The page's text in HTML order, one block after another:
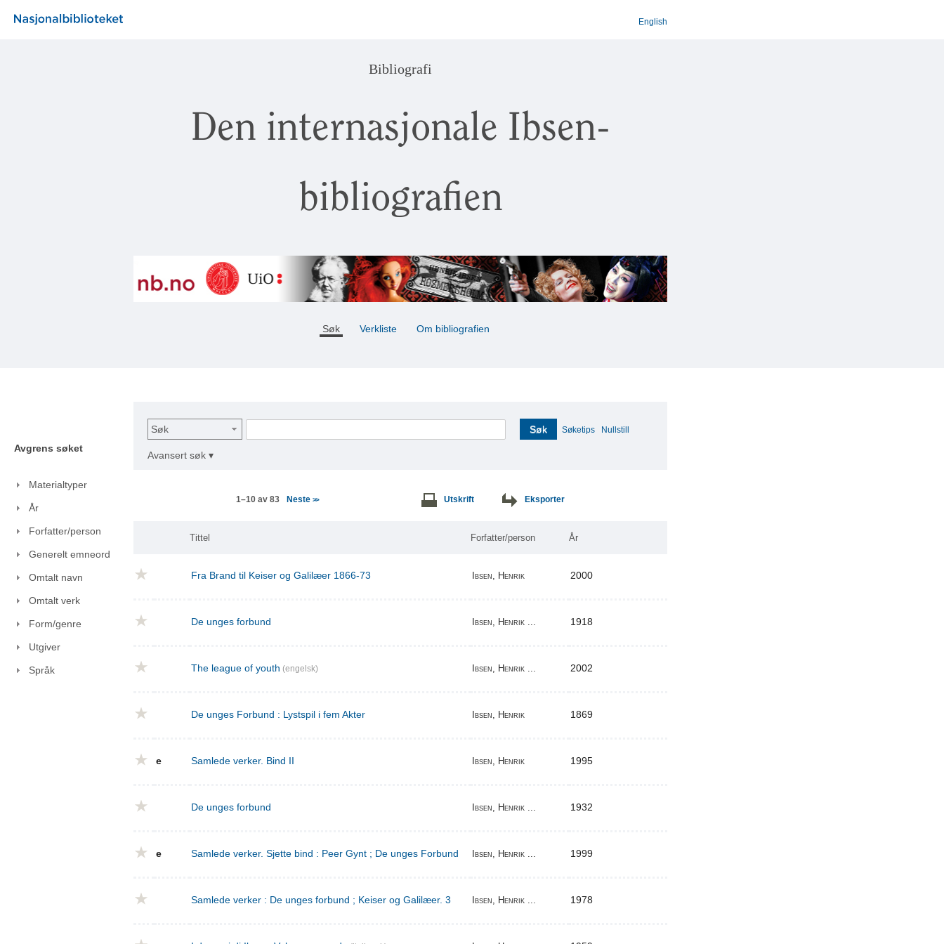
English
Bibliografi
Den internasjonale Ibsen-
bibliografien
Søk Verkliste Om bibliografien
Avgrens søket
Materialtyper
År
Forfatter/person
Generelt emneord
Omtalt navn
Omtalt verk
Form/genre
Utgiver
Språk
Søk Søk Søketips Nullstill
Avansert søk ▾
1–10 av 83 Neste>> Utskrift Eksporter
Tittel Forfatter/person År
Fra Brand til Keiser og Galilæer 1866-73 Ibsen, Henrik 2000
De unges forbund Ibsen, Henrik ... 1918
The league of youth (engelsk) Ibsen, Henrik ... 2002
De unges Forbund : Lystspil i fem Akter Ibsen, Henrik 1869
e Samlede verker. Bind II Ibsen, Henrik 1995
De unges forbund Ibsen, Henrik ... 1932
e Samlede verker. Sjette bind : Peer Gynt ; De unges Forbund Ibsen, Henrik ... 1999
Samlede verker : De unges forbund ; Keiser og Galilæer. 3 Ibsen, Henrik ... 1978